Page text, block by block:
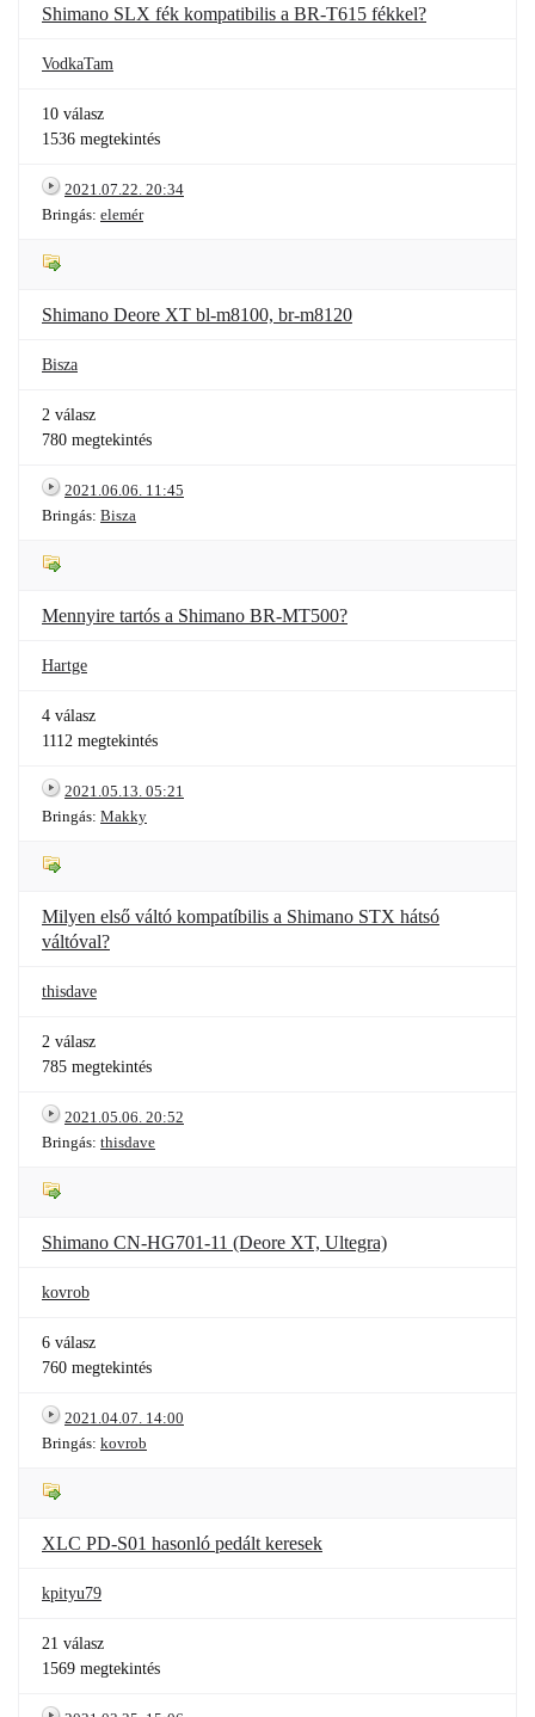
Shimano SLX fék kompatibilis a BR-T615 fékkel?
VodkaTam
10 válasz
1536 megtekintés
2021.07.22. 20:34
Bringás: elemér
Shimano Deore XT bl-m8100, br-m8120
Bisza
2 válasz
780 megtekintés
2021.06.06. 11:45
Bringás: Bisza
Mennyire tartós a Shimano BR-MT500?
Hartge
4 válasz
1112 megtekintés
2021.05.13. 05:21
Bringás: Makky
Milyen első váltó kompatíbilis a Shimano STX hátsó
váltóval?
thisdave
2 válasz
785 megtekintés
2021.05.06. 20:52
Bringás: thisdave
Shimano CN-HG701-11 (Deore XT, Ultegra)
kovrob
6 válasz
760 megtekintés
2021.04.07. 14:00
Bringás: kovrob
XLC PD-S01 hasonló pedált keresek
kpityu79
21 válasz
1569 megtekintés